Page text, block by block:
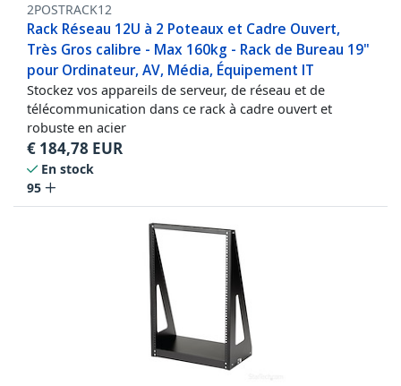
2POSTRACK12
Rack Réseau 12U à 2 Poteaux et Cadre Ouvert,
Très Gros calibre - Max 160kg - Rack de Bureau 19"
pour Ordinateur, AV, Média, Équipement IT
Stockez vos appareils de serveur, de réseau et de
télécommunication dans ce rack à cadre ouvert et
robuste en acier
€ 184,78 EUR
En stock
95